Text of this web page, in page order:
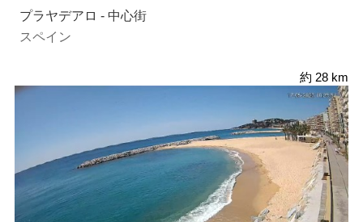
プラヤデアロ - 中心街
スペイン
約 28 km